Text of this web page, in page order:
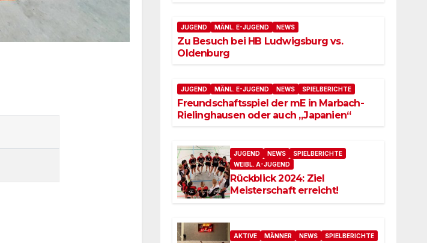
JUGEND MÄNL. E-JUGEND NEWS
Zu Besuch bei HB Ludwigsburg vs.
Oldenburg
JUGEND MÄNL. E-JUGEND NEWS SPIELBERICHTE
Freundschaftsspiel der mE in Marbach-
Rielinghausen oder auch „Japanien“
JUGEND NEWS
SPIELBERICHTE
WEIBL. A-JUGEND
Rückblick 2024: Ziel
Meisterschaft erreicht!
AKTIVE MÄNNER NEWS SPIELBERICHTE